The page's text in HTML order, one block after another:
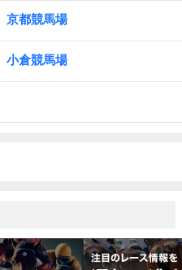
京都競馬場
小倉競馬場